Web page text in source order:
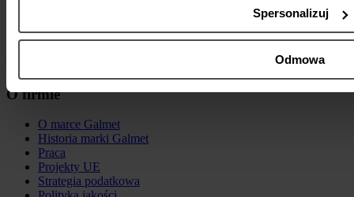
Spersonalizuj
Odmowa
Do pobrania
O firmie
O marce Galmet
Historia marki Galmet
Praca
Projekty UE
Strategia podatkowa